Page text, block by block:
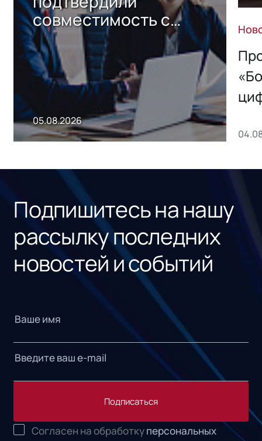
совместимость с
решением Sharx
Storage 2.x для
хранения данных
05.08.2026
Подпишитесь на нашу
рассылку последних
новостей и событий
Подписаться
Согласен на обработкуперсональных